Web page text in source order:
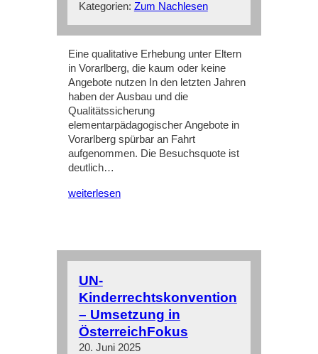
Kategorien: Zum Nachlesen
Eine qualitative Erhebung unter Eltern
in Vorarlberg, die kaum oder keine
Angebote nutzen In den letzten Jahren
haben der Ausbau und die
Qualitätssicherung
elementarpädagogischer Angebote in
Vorarlberg spürbar an Fahrt
aufgenommen. Die Besuchsquote ist
deutlich…
weiterlesen
UN-
Kinderrechtskonvention
– Umsetzung in
ÖsterreichFokus
20. Juni 2025